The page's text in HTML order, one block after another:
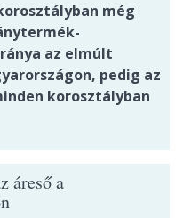
még
az elmúlt
pedig az
korosztályban
áreső a